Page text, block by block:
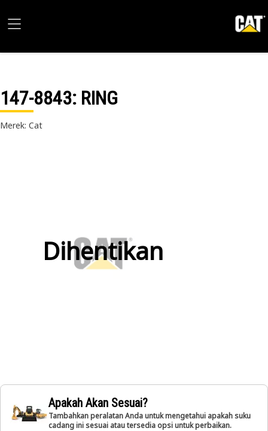
147-8843: RING
Merek: Cat
Dihentikan
Apakah Akan Sesuai?
Tambahkan peralatan Anda untuk mengetahui apakah suku
cadang ini sesuai atau tersedia opsi untuk perbaikan.